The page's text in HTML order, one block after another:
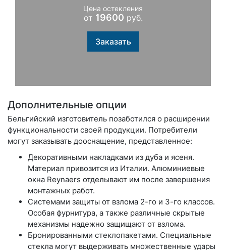
Цена остекления
от 19600 руб.
Заказать
Дополнительные опции
Бельгийский изготовитель позаботился о расширении
функциональности своей продукции. Потребители
могут заказывать дооснащение, представленное:
Декоративными накладками из дуба и ясеня.
Материал привозится из Италии. Алюминиевые
окна Reynaers отделывают им после завершения
монтажных работ.
Системами защиты от взлома 2-го и 3-го классов.
Особая фурнитура, а также различные скрытые
механизмы надежно защищают от взлома.
Бронированными стеклопакетами. Специальные
стекла могут выдерживать множественные удары